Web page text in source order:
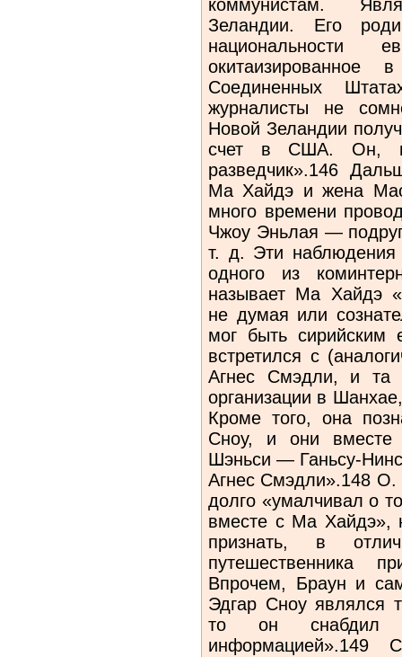
коммунистам.
Зеландии. Его
Соединенных
журналисты не
Новой Зеландии
счет в США. Он,
разведчик».146
Ма Хайдэ и жена
много времени
Чжоу Эньлая —
т. д. Эти наблюдения
одного из
называет Ма Хайдэ
не думая или
мог быть сирийским
встретился с
Агнес Смэдли, и та
организации в
Кроме того, она
Сноу, и они вместе
Шэньси — Ганьсу-
Агнес Смэдли».148 О.
долго «умалчивал о
вместе с Ма Хайдэ»,
признать, в
путешественника
Впрочем, Браун и
Эдгар Сноу являлся
то он снабдил
информацией».149